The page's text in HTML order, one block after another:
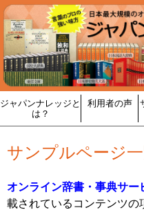
ジャパンナレッジと
は？
利用者の声
サンプルページ
オンライン辞書・事典サー
載されているコンテンツの